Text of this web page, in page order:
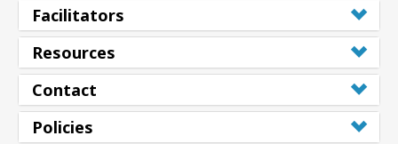
Facilitators
Resources
Contact
Policies